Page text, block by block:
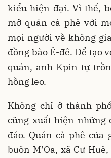
kiểu hiện đại. Vì thế,
mở quán cà phê với
mọi người về không
đồng bào Ê-đê. Để tạo
quán, anh Kpin tự
hồng leo.
Không chỉ ở thành
cũng xuất hiện những
đáo. Quán cà phê của
buôn M’Oa, xã Cư